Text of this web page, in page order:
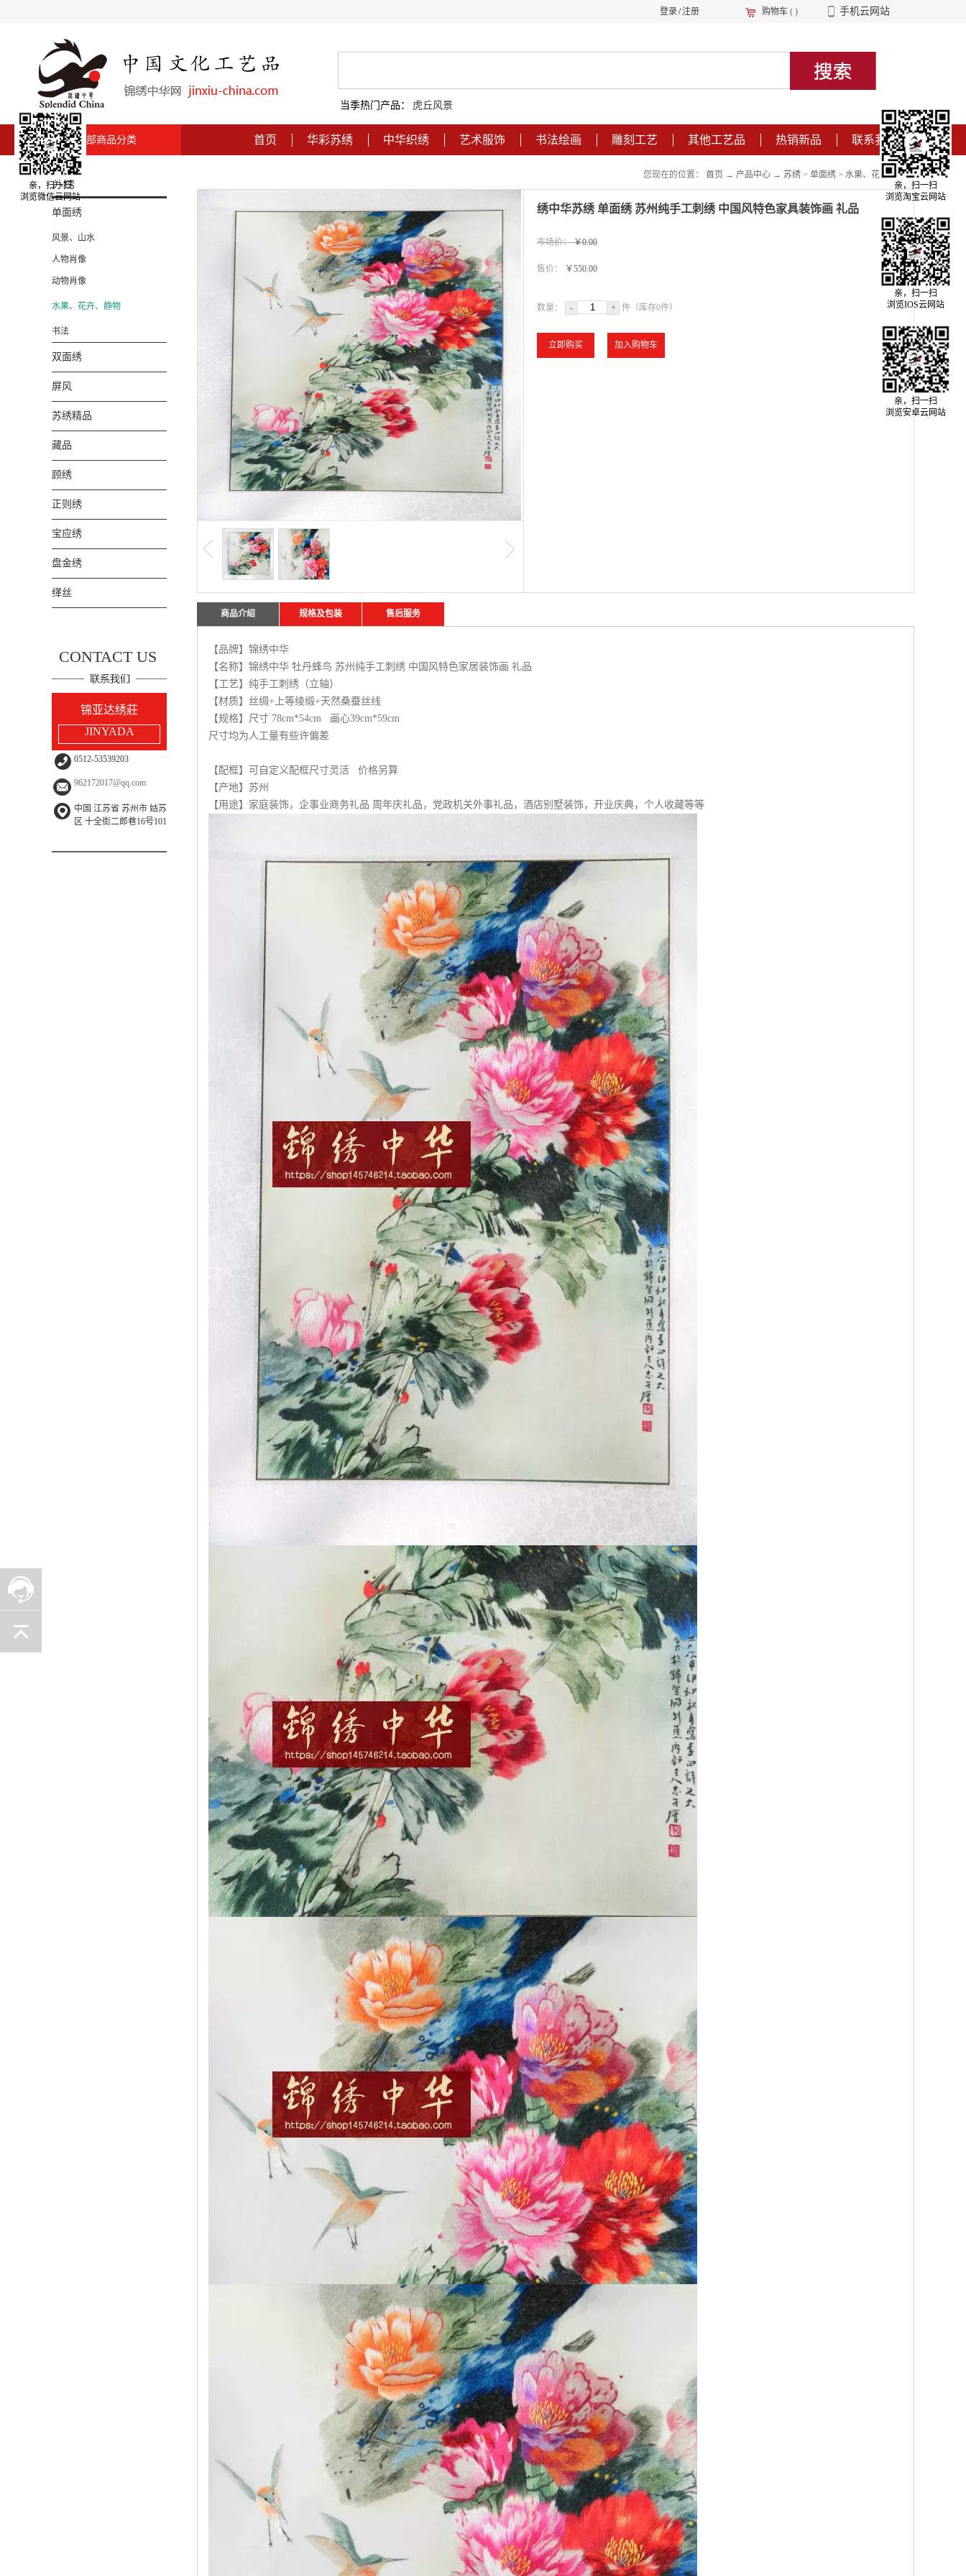
手机云网站
购物车 ( )
登录/注册
全部商品分类
当季热门产品： 虎丘风景
首页 华彩苏绣 中华织绣 艺术服饰 书法绘画 雕刻工艺 其他工艺品 热销新品 联系我们
苏绣
单面绣
风景、山水
人物肖像
动物肖像
水果、花卉、静物
书法
双面绣
屏风
苏绣精品
藏品
顾绣
正则绣
宝应绣
盘金绣
缂丝
CONTACT US
锦亚达绣莊
JINYADA
0512-53539203
962172017@qq.com
中国 江苏省 苏州市 姑苏
区 十全街二郎巷16号101
您现在的位置： 首页 → 产品中心 → 苏绣 > 单面绣 > 水果、花卉、静物
绣中华苏绣 单面绣 苏州纯手工刺绣 中国风特色家具装饰画 礼品
市场价： ￥0.00
售价： ￥550.00
数量： - + 件（库存0件）
商品介绍 规格及包装 售后服务
【品牌】锦绣中华
【名称】锦绣中华 牡丹蜂鸟 苏州纯手工刺绣 中国风特色家居装饰画 礼品
【工艺】纯手工刺绣（立轴）
【材质】丝绸+上等绫缎+天然桑蚕丝线
【规格】尺寸 78cm*54cm 画心39cm*59cm
尺寸均为人工量有些许偏差
【配框】可自定义配框尺寸灵活 价格另算
【产地】苏州
【用途】家庭装饰，企事业商务礼品 周年庆礼品，党政机关外事礼品，酒店别墅装饰，开业庆典，个人收藏等等
亲，扫一扫
浏览淘宝云网站
亲，扫一扫
浏览微信云网站
亲，扫一扫
浏览安卓云网站
亲，扫一扫
浏览IOS云网站